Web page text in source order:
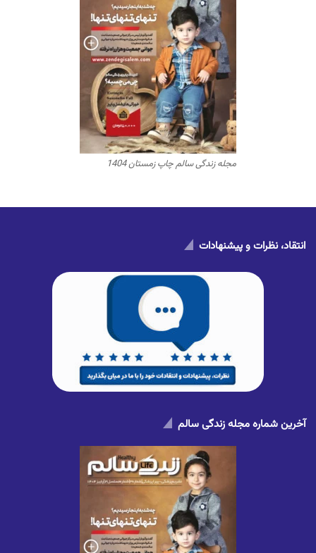
مجله زندگی سالم چاپ زمستان 1404
انتقاد، نظرات و پیشنهادات
آخرین شماره مجله زندگی سالم